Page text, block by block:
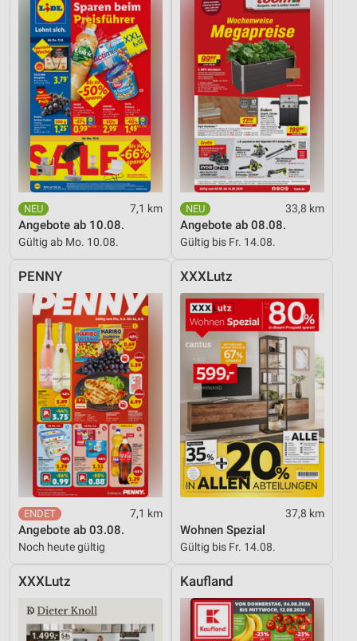
7,1 km
Angebote ab 10.08.
Gültig ab Mo. 10.08.
33,8 km
Angebote ab 08.08.
Gültig bis Fr. 14.08.
PENNY
7,1 km
Angebote ab 03.08.
Noch heute gültig
XXXLutz
37,8 km
Wohnen Spezial
Gültig bis Fr. 14.08.
XXXLutz Kaufland